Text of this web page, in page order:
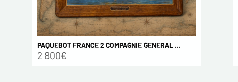
PAQUEBOT FRANCE 2 COMPAGNIE GENERAL ...
2 800€